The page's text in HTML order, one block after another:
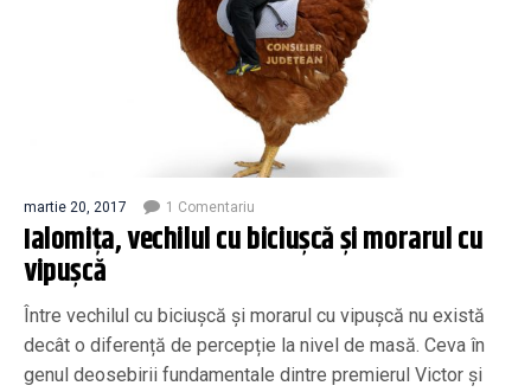
martie 20, 2017 1 Comentariu
Ialomița, vechilul cu biciușcă și morarul cu
vipușcă
Între vechilul cu biciușcă și morarul cu vipușcă nu există
decât o diferență de percepție la nivel de masă. Ceva în
genul deosebirii fundamentale dintre premierul Victor și